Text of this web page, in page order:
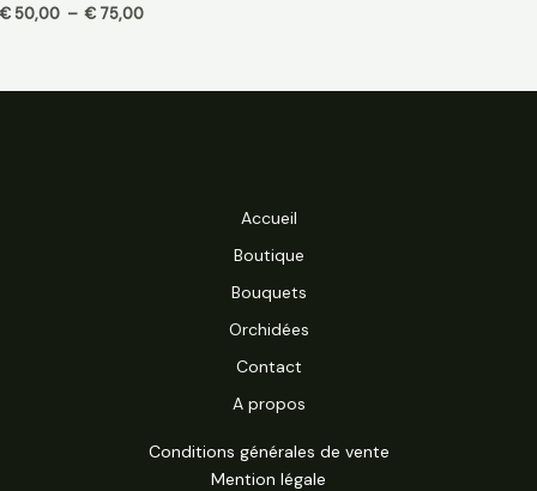
€ 50,00 – € 75,00
Accueil
Boutique
Bouquets
Orchidées
Contact
A propos
Conditions générales de vente
Mention légale